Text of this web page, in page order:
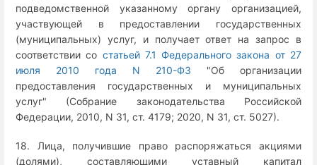
подведомственной указанному органу организацией,
участвующей в предоставлении государственных
(муниципальных) услуг, и получает ответ на запрос в
соответствии со статьей 7.1 Федерального закона от 27
июля 2010 года N 210-ФЗ "Об организации
предоставления государственных и муниципальных
услуг" (Собрание законодательства Российской
Федерации, 2010, N 31, ст. 4179; 2020, N 31, ст. 5027).
18. Лица, получившие право распоряжаться акциями
(долями), составляющими уставный капитал